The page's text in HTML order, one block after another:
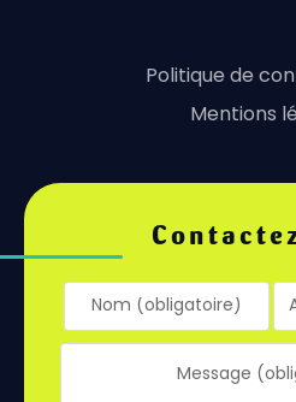
Politique de
Mentions